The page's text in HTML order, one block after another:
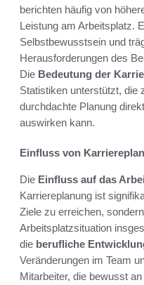
berichten häufig von
Leistung am Arbeitsplatz.
Selbstbewusstsein und
Herausforderungen des
Die Bedeutung der
Statistiken unterstützt, die
durchdachte Planung
auswirken kann.
Einfluss von
Die Einfluss auf das
Karriereplanung ist
Ziele zu erreichen,
Arbeitsplatzsituation
die berufliche
Veränderungen im Team
Mitarbeiter, die bewusst